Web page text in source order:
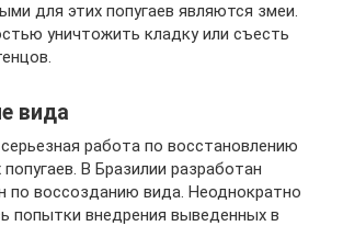
для этих попугаев являются змеи.
уничтожить кладку или съесть
вида
работа по восстановлению
В Бразилии разработан
по воссозданию вида. Неоднократно
попытки внедрения выведенных в